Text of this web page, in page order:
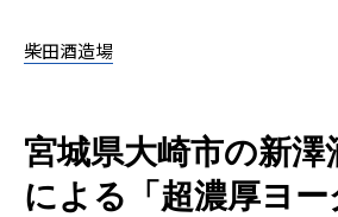
柴田酒造場
宮城県大崎市の新澤
による「超濃厚ヨー